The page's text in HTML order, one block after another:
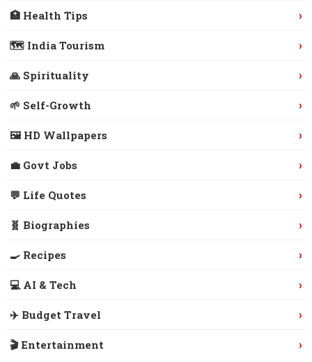
🏥 Health Tips ›
🗺️ India Tourism ›
🙏 Spirituality ›
🌱 Self-Growth ›
🖼️ HD Wallpapers ›
💼 Govt Jobs ›
💬 Life Quotes ›
🧬 Biographies ›
🍳 Recipes ›
💻 AI & Tech ›
✈️ Budget Travel ›
🎬 Entertainment ›